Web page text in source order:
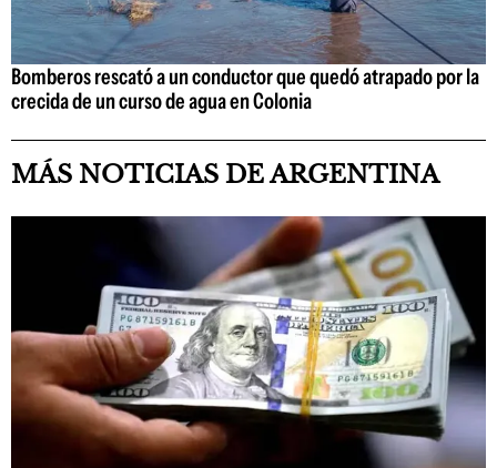
Bomberos rescató a un conductor que quedó atrapado por la
crecida de un curso de agua en Colonia
MÁS NOTICIAS DE ARGENTINA